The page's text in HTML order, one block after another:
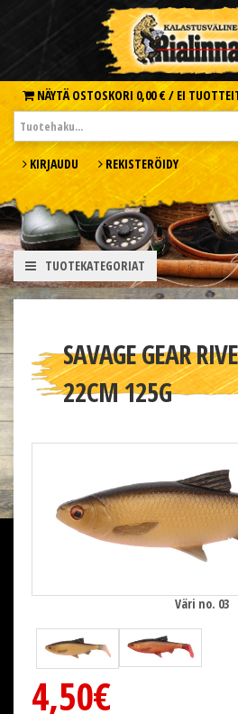
NÄYTÄ OSTOSKORI 0,00 € / EI
KIRJAUDU REKISTERÖIDY
TUOTEKATEGORIAT
SAVAGE GEAR
22CM 125G
Väri no. 03
4,50€